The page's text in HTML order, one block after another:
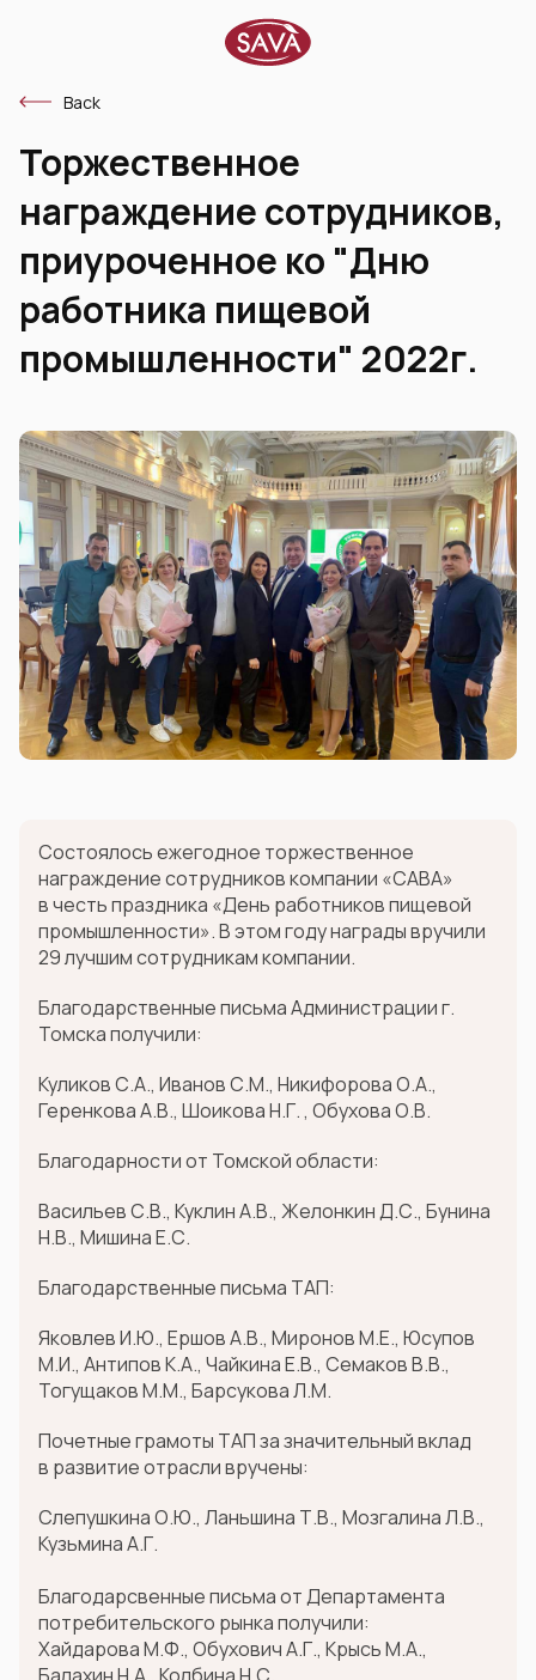
Back
Торжественное
награждение сотрудников,
приуроченное ко "Дню
работника пищевой
промышленности" 2022г.
Состоялось ежегодное торжественное
награждение сотрудников компании «САВА»
в честь праздника «День работников пищевой
промышленности». В этом году награды вручили
29 лучшим сотрудникам компании.
Благодарственные письма Администрации г.
Томска получили:
Куликов С.А., Иванов С.М., Никифорова О.А.,
Геренкова А.В., Шоикова Н.Г. , Обухова О.В.
Благодарности от Томской области:
Васильев С.В., Куклин А.В., Желонкин Д.С., Бунина
Н.В., Мишина Е.С.
Благодарственные письма ТАП:
Яковлев И.Ю., Ершов А.В., Миронов М.Е., Юсупов
М.И., Антипов К.А., Чайкина Е.В., Семаков В.В.,
Тогущаков М.М., Барсукова Л.М.
Почетные грамоты ТАП за значительный вклад
в развитие отрасли вручены:
Слепушкина О.Ю., Ланьшина Т.В., Мозгалина Л.В.,
Кузьмина А.Г.
Благодарсвенные письма от Департамента
потребительского рынка получили:
Хайдарова М.Ф., Обухович А.Г., Крысь М.А.,